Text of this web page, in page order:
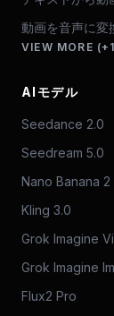
動画を音声に変
VIEW MORE
AIモデル
Seedance 2.0
Seedream 5.0
Nano Banana 2
Kling 3.0
Grok Imagine
Grok Imagine
Flux2 Pro